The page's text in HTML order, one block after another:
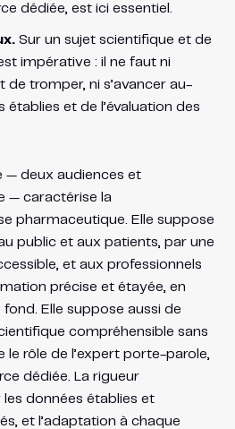
dédiée, est ici essentiel.
Sur un sujet scientifique et de
impérative : il ne faut ni
de tromper, ni s’avancer au-
établies et de l’évaluation des
— deux audiences et
— caractérise la
pharmaceutique. Elle suppose
public et aux patients, par une
et aux professionnels
précise et étayée, en
Elle suppose aussi de
compréhensible sans
le rôle de l’expert porte-parole,
dédiée. La rigueur
les données établies et
et l’adaptation à chaque